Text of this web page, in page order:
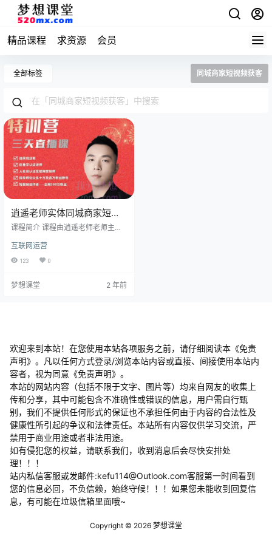
精品课程 求资源 会员
全部标签 同城商家短视频获客
逍遥老师实体同城商家短视
频获客
课程简介 课程由逍遥老师老师主讲
共四天以下是课程简介：第一天：
教你找准定位包括：商业定位、内
流、短视频引流、图文引流、团购
知道你，人设引流让当地人信任
你、卖…
互联网运营
123 0
梦想课堂 2 年前
欢迎来到本站！在您使用本站各项服务之前，请仔细阅读本《免责
声明》。凡以任何方式登录/浏览本站内容或直接、间接使用本站内
容者，视为同意《免责声明》。
本站的网站内容（包括不限于文字、图片等）均来自网友的收集上
传和分享，其中可能包含不准确性或错误的信息，用户需自行甄
别，我们不提供任何形式的保证也不承担任何由于内容的合法性及
健康性所引起的争议和法律责任。本站所有内容仅供学习交流，严
禁用于商业用途或者非法用途。
​如有侵犯您的权益，请联系我们，收到消息后会尽快安排处
理！！！
站内私信客服或发邮件:kefu114@Outlook.com客服第一时间看到
您的信息必回，不负信赖，始终守候！！！如果您未能收到回复信
息，有可能在垃圾信箱里面哦~
Copyright © 2026 梦想课堂